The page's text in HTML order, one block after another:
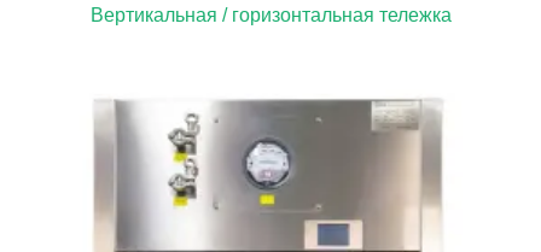
Вертикальная / горизонтальная тележка